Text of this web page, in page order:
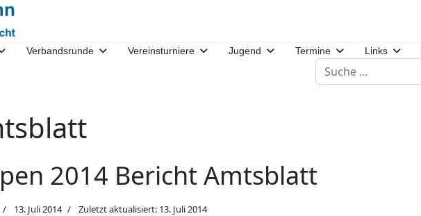
Verbandsrunde Vereinsturniere Jugend Termine Links
Suchen
2014 Bericht Amtsblatt
13. Juli 2014 Zuletzt aktualisiert: 13. Juli 2014